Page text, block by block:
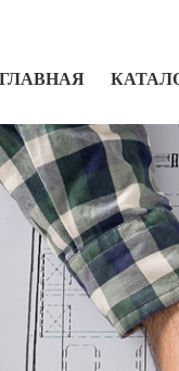
ГЛАВНАЯ